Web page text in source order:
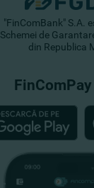
"FinComBank" S.A.
Schemei de
din Republica